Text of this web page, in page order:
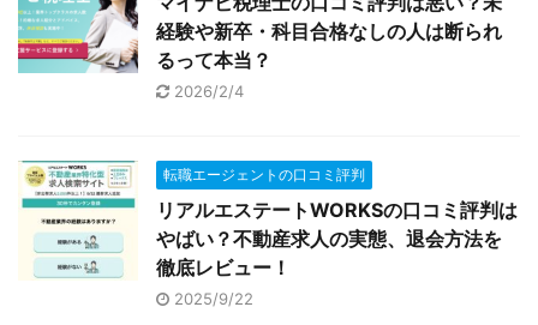
経験や新卒・科目合格なしの人は断られ
るって本当？
2026/2/4
転職エージェントの口コミ評判
リアルエステートWORKSの口コミ評判は
やばい？不動産求人の実態、退会方法を
徹底レビュー！
2025/9/22